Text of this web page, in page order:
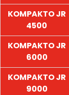
KOMPAKTO JR
4500
KOMPAKTO JR
6000
KOMPAKTO JR
9000